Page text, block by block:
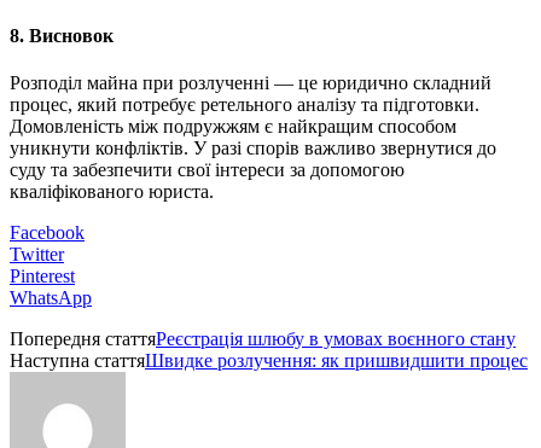
8. Висновок
Розподіл майна при розлученні — це юридично складний
процес, який потребує ретельного аналізу та підготовки.
Домовленість між подружжям є найкращим способом
уникнути конфліктів. У разі спорів важливо звернутися до
суду та забезпечити свої інтереси за допомогою
кваліфікованого юриста.
Facebook
Twitter
Pinterest
WhatsApp
Попередня статтяРеєстрація шлюбу в умовах воєнного стану
Наступна статтяШвидке розлучення: як пришвидшити процес